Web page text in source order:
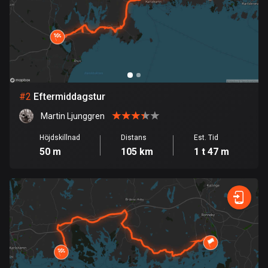
Bahrain
17 rutter
Bangladesh
411 rutter
15 rutter
141 rutter
4954 rutter
Belize
17 rutter
Bhutan
3 rutter
#2 Eftermiddagstur
Martin Ljunggren
Höjdskillnad
50 m
Distans
105 km
Est. Tid
1 t 47 m